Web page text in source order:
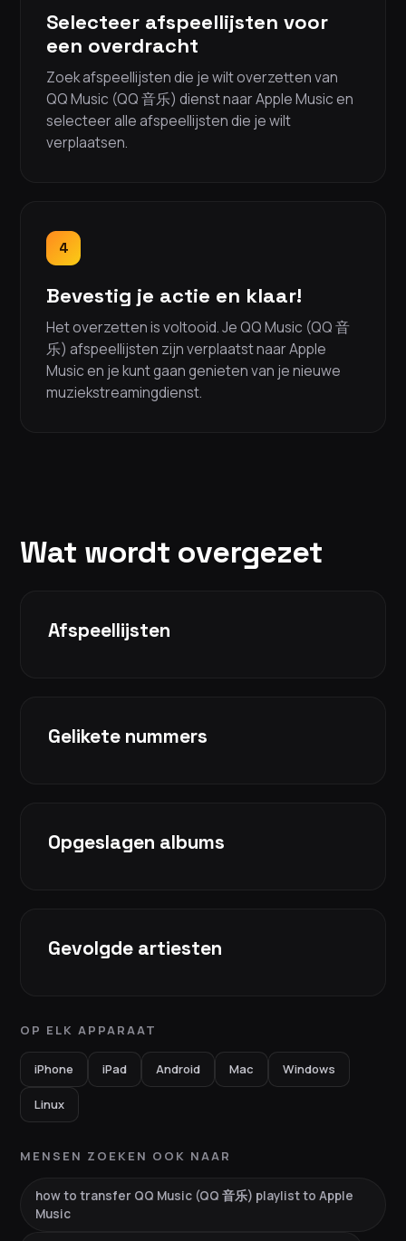
Selecteer afspeellijsten voor
een overdracht
Zoek afspeellijsten die je wilt overzetten van
QQ Music (QQ 音乐) dienst naar Apple Music en
selecteer alle afspeellijsten die je wilt
verplaatsen.
4
Bevestig je actie en klaar!
Het overzetten is voltooid. Je QQ Music (QQ 音
乐) afspeellijsten zijn verplaatst naar Apple
Music en je kunt gaan genieten van je nieuwe
muziekstreamingdienst.
Wat wordt overgezet
Afspeellijsten
Gelikete nummers
Opgeslagen albums
Gevolgde artiesten
OP ELK APPARAAT
iPhone iPad Android Mac Windows
Linux
MENSEN ZOEKEN OOK NAAR
how to transfer QQ Music (QQ 音乐) playlist to Apple
Music